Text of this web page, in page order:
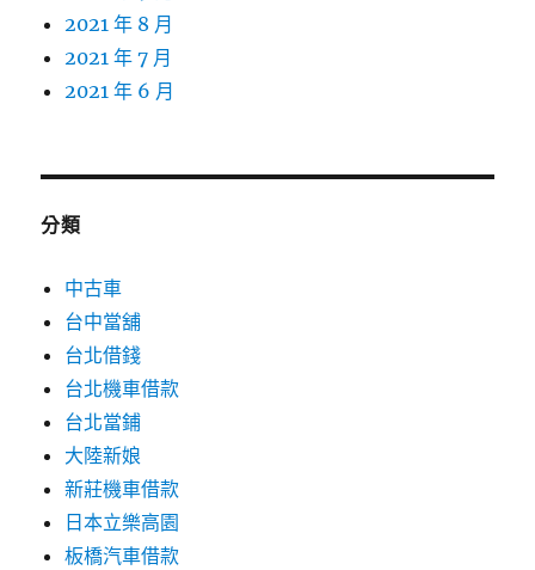
2021 年 8 月
2021 年 7 月
2021 年 6 月
分類
中古車
台中當舖
台北借錢
台北機車借款
台北當鋪
大陸新娘
新莊機車借款
日本立樂高園
板橋汽車借款